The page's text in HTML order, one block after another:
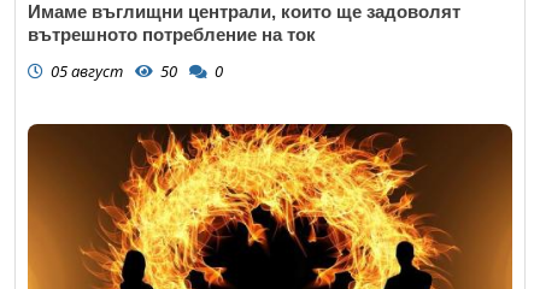
Имаме въглищни централи, които ще задоволят
вътрешното потребление на ток
05 август 50 0